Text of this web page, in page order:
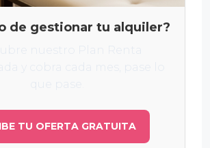
de gestionar tu alquiler?
TU OFERTA GRATUITA